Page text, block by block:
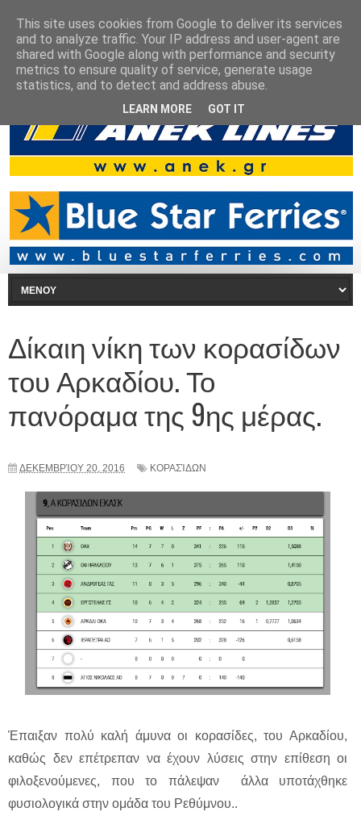
Δίκαιη νίκη των κορασίδων
του Αρκαδίου. Το
πανόραμα της 9ης μέρας.
ΔΕΚΕΜΒΡΊΟΥ 20, 2016 ΚΟΡΑΣΊΔΩΝ
Έπαιξαν πολύ καλή άμυνα οι κορασίδες, του Αρκαδίου,
καθώς δεν επέτρεπαν να έχουν λύσεις στην επίθεση οι
φιλοξενούμενες, που το πάλεψαν άλλα υποτάχθηκε
φυσιολογικά στην ομάδα του Ρεθύμνου..
This site uses cookies from Google to deliver its services
and to analyze traffic. Your IP address and user-agent are
shared with Google along with performance and security
metrics to ensure quality of service, generate usage
statistics, and to detect and address abuse.
LEARN MORE GOT IT